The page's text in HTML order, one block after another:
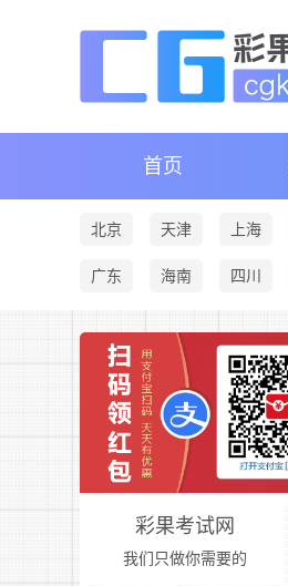
首页
北京 天津 上海
广东 海南 四川
彩果考试网
我们只做你需要的